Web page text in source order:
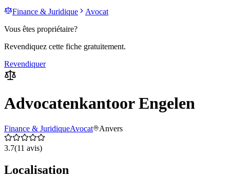
Finance & Juridique
Avocat
Vous êtes propriétaire?
Revendiquez cette fiche gratuitement.
Revendiquer
Advocatenkantoor Engelen
Finance & JuridiqueAvocat Anvers
3.7(11 avis)
Localisation